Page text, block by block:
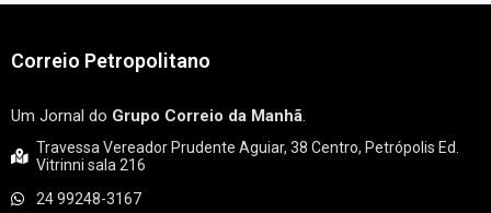
Correio Petropolitano
Um Jornal do Grupo Correio da Manhã.
Travessa Vereador Prudente Aguiar, 38 Centro, Petrópolis Ed.
Vitrinni sala 216
24 99248-3167